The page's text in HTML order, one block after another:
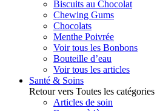
Biscuits au Chocolat
Chewing Gums
Chocolats
Menthe Poivrée
Voir tous les Bonbons
Bouteille d’eau
Voir tous les articles
Santé & Soins
Retour vers Toutes les catégories
Articles de soin